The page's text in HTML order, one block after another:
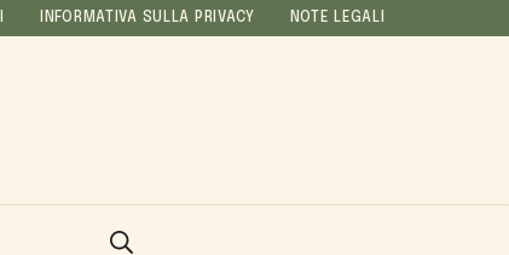
INFORMATIVA SULLA PRIVACY NOTE LEGALI